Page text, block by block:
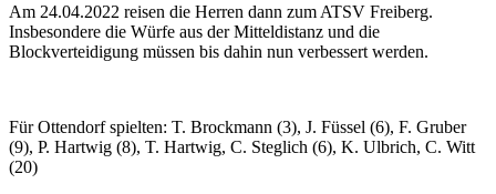
Am 24.04.2022 reisen die Herren dann zum ATSV Freiberg.
Insbesondere die Würfe aus der Mitteldistanz und die
Blockverteidigung müssen bis dahin nun verbessert werden.
Für Ottendorf spielten: T. Brockmann (3), J. Füssel (6), F. Gruber
(9), P. Hartwig (8), T. Hartwig, C. Steglich (6), K. Ulbrich, C. Witt
(20)